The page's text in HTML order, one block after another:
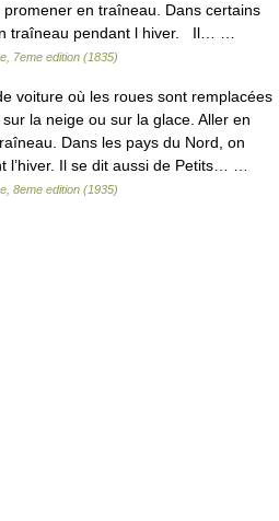
en traîneau. Dans certains
traîneau pendant l hiver. Il… …
7eme edition (1835)
voiture où les roues sont remplacées
la neige ou sur la glace. Aller en
Dans les pays du Nord, on
l’hiver. Il se dit aussi de Petits… …
8eme edition (1935)